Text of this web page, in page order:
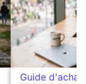
Guide d'achat